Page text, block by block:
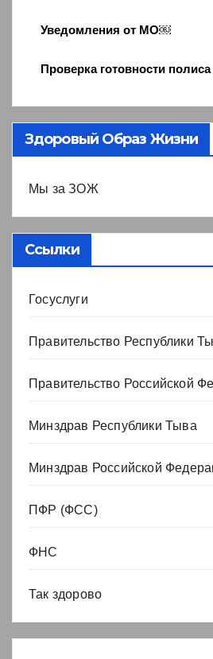
Уведомления от МО￼
Проверка готовности полиса
Здоровый Образ Жизни
Мы за ЗОЖ
Ссылки
Госуслуги
Правительство Республики
Правительство Российской
Минздрав Республики Тыва
Минздрав Российской
ПФР (ФСС)
ФНС
Так здорово